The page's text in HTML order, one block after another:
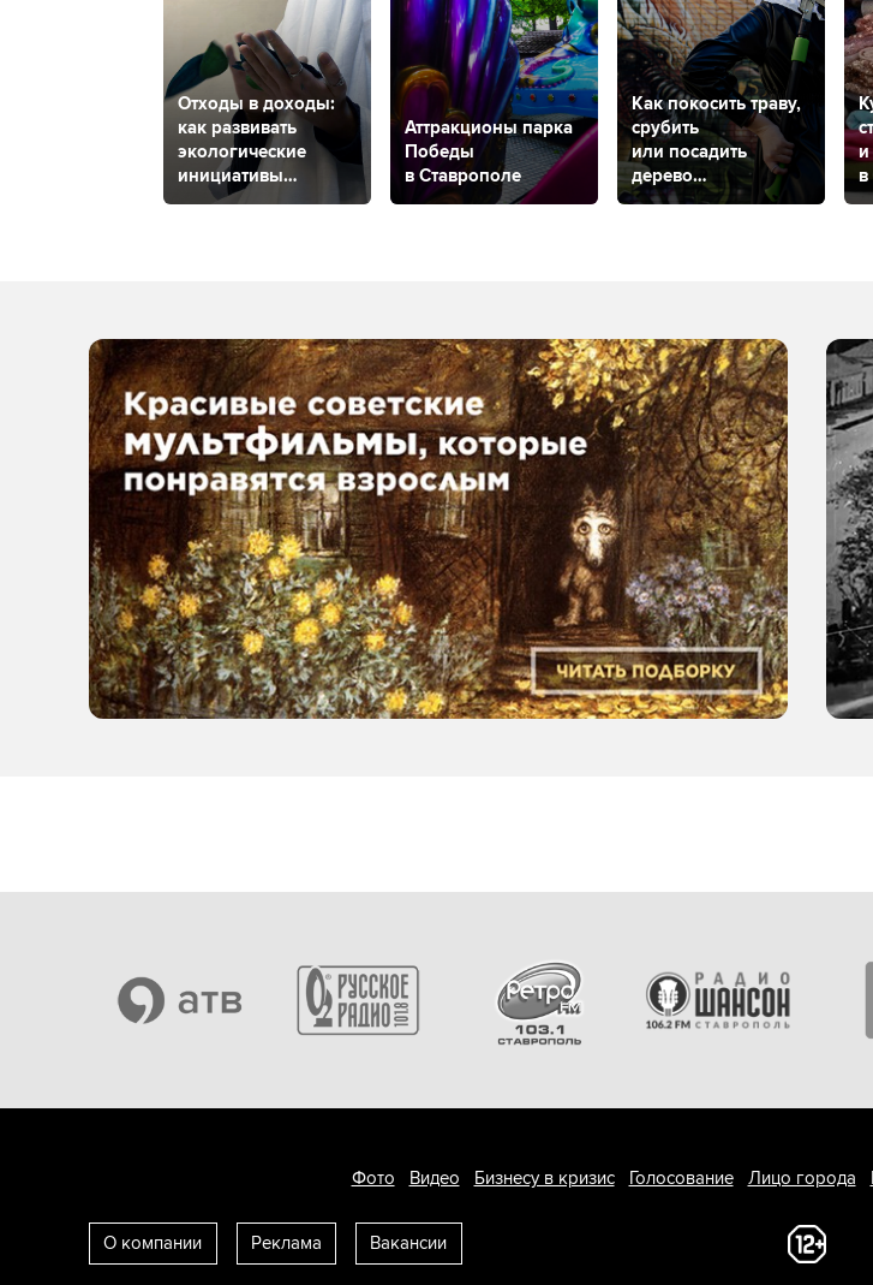
Отходы в доходы:
как развивать
экологические
инициативы
на Ставрополье
Аттракционы парка
Победы
в Ставрополе
Как покосить траву,
срубить
или посадить
дерево
и не получить
в
Фото Видео Бизнесу в кризис Голосование Лицо города
О компании Реклама Вакансии